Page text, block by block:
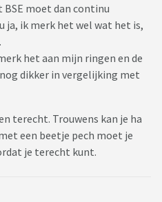
moet dan continu
ja, ik merk het wel wat het is,
het aan mijn ringen en de
dikker in vergelijking met
terecht. Trouwens kan je ha
een beetje pech moet je
je terecht kunt.